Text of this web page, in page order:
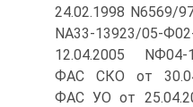
24.02.1998 N6569/
NА33-13923/05-
12.04.2005 NФ04-
ФАС СКО от
ФАС УО от